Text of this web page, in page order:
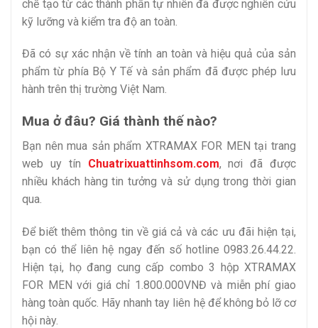
chế tạo từ các thành phần tự nhiên đã được nghiên cứu
kỹ lưỡng và kiểm tra độ an toàn.
Đã có sự xác nhận về tính an toàn và hiệu quả của sản
phẩm từ phía Bộ Y Tế và sản phẩm đã được phép lưu
hành trên thị trường Việt Nam.
Mua ở đâu? Giá thành thế nào?
Bạn nên mua sản phẩm XTRAMAX FOR MEN tại trang
web uy tín Chuatrixuattinhsom.com, nơi đã được
nhiều khách hàng tin tưởng và sử dụng trong thời gian
qua.
Để biết thêm thông tin về giá cả và các ưu đãi hiện tại,
bạn có thể liên hệ ngay đến số hotline 0983.26.44.22.
Hiện tại, họ đang cung cấp combo 3 hộp XTRAMAX
FOR MEN với giá chỉ 1.800.000VNĐ và miễn phí giao
hàng toàn quốc. Hãy nhanh tay liên hệ để không bỏ lỡ cơ
hội này.